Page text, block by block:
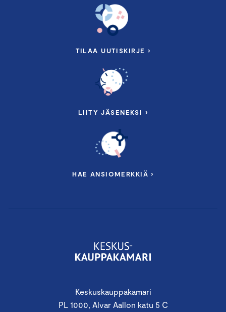
Keskuskauppakamari
PL 1000, Alvar Aallon katu 5 C
TILAA UUTISKIRJE ›
LIITY JÄSENEKSI ›
HAE ANSIOMERKKIÄ ›